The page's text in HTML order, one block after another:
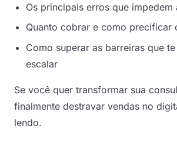
Os principais erros que impedem
Quanto cobrar e como precificar
Como superar as barreiras que
escalar
Se você quer transformar sua
finalmente destravar vendas no
lendo.